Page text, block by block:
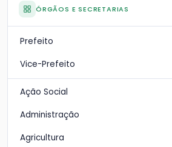
ÓRGÃOS E SECRETARIAS
Prefeito
Vice-Prefeito
Ação Social
Administração
Agricultura